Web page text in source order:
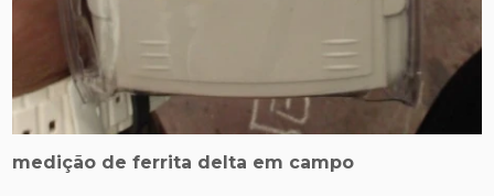
medição de ferrita delta em campo